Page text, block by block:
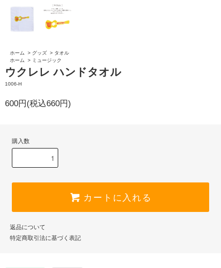
ホーム > グッズ > タオル
ホーム
> ミュージック
ウクレレ ハンドタオル
1006-H
600円(税込660円)
購入数
カートに入れる
返品について
特定商取引法に基づく表記